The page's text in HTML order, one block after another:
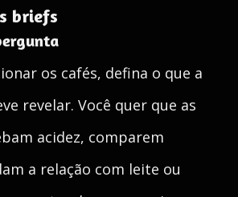
briefs
os cafés, defina o que a
revelar. Você quer que as
acidez, comparem
a relação com leite ou